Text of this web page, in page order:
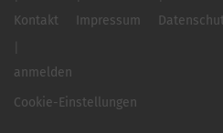
Kontakt Impressum
anmelden
Cookie-Einstellungen